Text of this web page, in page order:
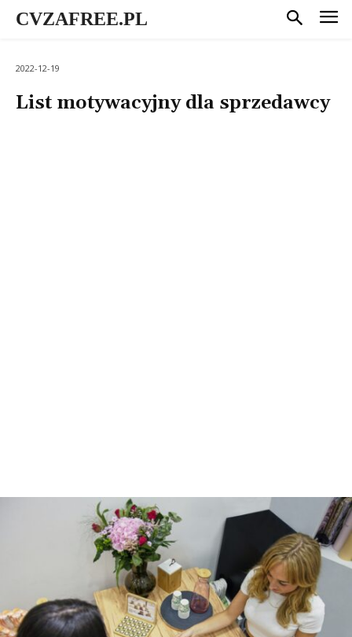
CVZAFREE.PL
2022-12-19
List motywacyjny dla sprzedawcy